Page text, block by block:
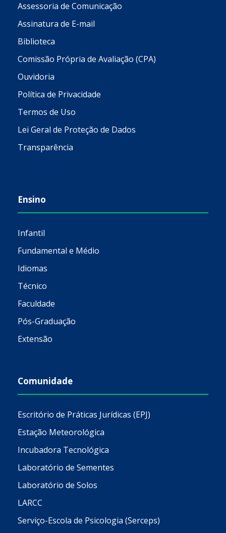
Assessoria de Comunicação
Assinatura de E-mail
Biblioteca
Comissão Própria de Avaliação (CPA)
Ouvidoria
Política de Privacidade
Termos de Uso
Lei Geral de Proteção de Dados
Transparência
Ensino
Infantil
Fundamental e Médio
Idiomas
Técnico
Faculdade
Pós-Graduação
Extensão
Comunidade
Escritório de Práticas Jurídicas (EPJ)
Estação Meteorológica
Incubadora Tecnológica
Laboratório de Sementes
Laboratório de Solos
LARCC
Serviço-Escola de Psicologia (Serceps)